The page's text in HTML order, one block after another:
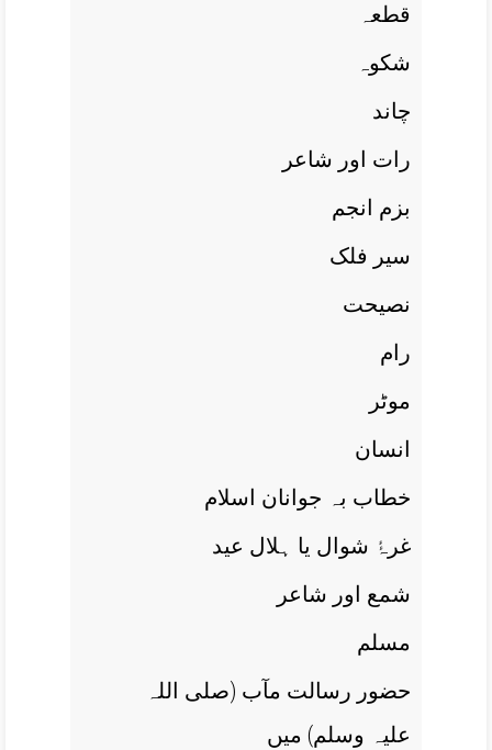
قطعہ
شکوہ
چاند
رات اور شاعر
بزم انجم
سیر فلک
نصيحت
رام
موٹر
انسان
خطاب بہ جوانان اسلام
غرۂٔ شوال يا ہلال عيد
شمع اور شاعر
مسلم
حضور رسالت مآب (صلی اللہ
علیہ وسلم) ميں